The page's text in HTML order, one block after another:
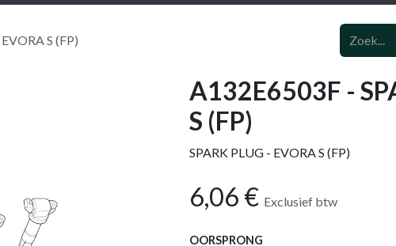
S (FP)
A132E6503F -
S (FP)
SPARK PLUG - EVORA S (FP)
6,06 € Exclusief btw
OORSPRONG